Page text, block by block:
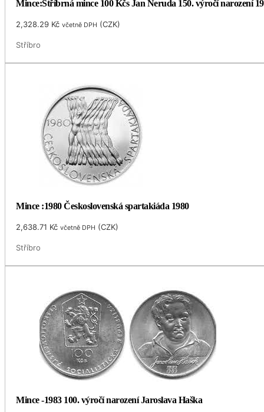
Mince:Stříbrná mince 100 Kčs Jan Neruda 150. výročí narození
2,328.29 Kč včetně DPH (CZK)
Stříbro
Mince :1980 Československá spartakiáda 1980
2,638.71 Kč včetně DPH (CZK)
Stříbro
Mince -1983 100. výročí narození Jaroslava Haška